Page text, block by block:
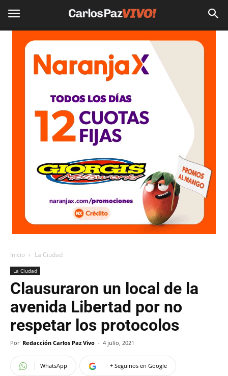
Inicio La Ciudad
La Ciudad
Clausuraron un local de la
avenida Libertad por no
respetar los protocolos
Por Redacción Carlos Paz Vivo - 4 julio, 2021
WhatsApp + Seguinos en Google